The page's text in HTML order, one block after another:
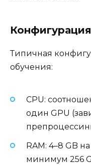
Типичная
обучения:
CPU:
один GPU
RAM: 4–8 GB
минимум 256